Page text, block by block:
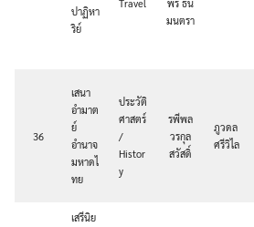
Search
ปาฏิหา
ริย์
Travel
พร ธน
มนตรา
36
เสนา
อำมาต
ย์
อำนาจ
มหาดไ
ทย
ประวัติ
ศาสตร์
/
Histor
y
รพีพล
วรกุล
สวัสดิ์
ภูวดล
ศรีวิไล
เสรีนิย